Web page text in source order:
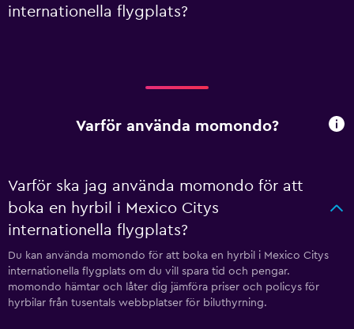
internationella flygplats?
Varför använda momondo?
Varför ska jag använda momondo för att
boka en hyrbil i Mexico Citys
internationella flygplats?
Du kan använda momondo för att boka en hyrbil i Mexico Citys
internationella flygplats om du vill spara tid och pengar.
momondo hämtar och låter dig jämföra priser och policys för
hyrbilar från tusentals webbplatser för biluthyrning.